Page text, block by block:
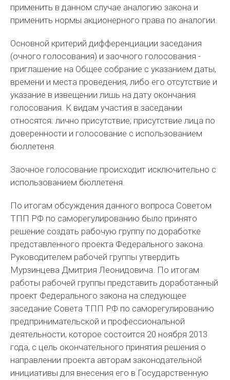
применить в данном случае аналогию закона и
применить нормы акционерного права по аналогии.
Основной критерий дифференциации заседания
(очного голосования) и заочного голосования -
приглашение на Общее собрание с указанием даты,
времени и места проведения, либо его отсутствие и
указание в извещении лишь на дату окончания
голосования. К видам участия в заседании
относятся: лично присутствие; присутствие лица по
доверенности и голосование с использованием
бюллетеня.
Заочное голосование происходит исключительно с
использованием бюллетеня.
По итогам обсуждения данного вопроса Советом
ТПП РФ по саморегулированию было принято
решение создать рабочую группу по доработке
представленного проекта Федерального закона.
Руководителем рабочей группы утвердить
Мурзинцева Дмитрия Леонидовича. По итогам
работы рабочей группы представить доработанный
проект Федерального закона на следующее
заседание Совета ТПП РФ по саморегулированию
предпринимательской и профессиональной
деятельности, которое состоится 20 ноября 2013
года, с цель окончательного принятия решения о
направлении проекта авторам законодательной
инициативы для внесения его в Государственную